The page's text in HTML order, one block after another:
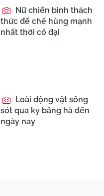
Nữ chiến binh thách
thức đế chế hùng mạnh
nhất thời cổ đại
Loài động vật sống
sót qua kỷ băng hà đến
ngày nay